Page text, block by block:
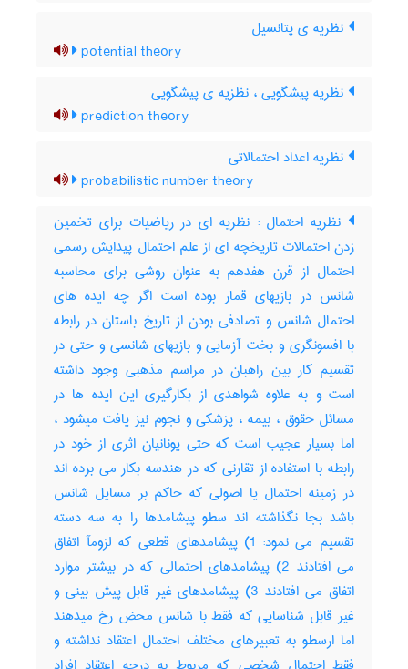
نظریه ی پتانسیل
potential theory
نظریه پیشگویی ، نظزیه ی پیشگویی
prediction theory
نظریه اعداد احتمالاتی
probabilistic number theory
نظریه احتمال : نظریه ای در ریاضیات برای تخمین
زدن احتمالات تاریخچه ای از علم احتمال پیدایش رسمی
احتمال از قرن هفدهم به عنوان روشی برای محاسبه
شانس در بازیهای قمار بوده است اگر چه ایده های
احتمال شانس و تصادفی بودن از تاریخ باستان در رابطه
با افسونگری و بخت آزمایی و بازیهای شانسی و حتی در
تقسیم کار بین راهبان در مراسم مذهبی وجود داشته
است و به علاوه شواهدی از بکارگیری این ایده ها در
مسائل حقوق ، بیمه ، پزشکی و نجوم نیز یافت میشود ،
اما بسیار عجیب است که حتی یونانیان اثری از خود در
رابطه با استفاده از تقارنی که در هندسه بکار می برده اند
در زمینه احتمال یا اصولی که حاکم بر مسایل شانس
باشد بجا نگذاشته اند سطو پیشامدها را به سه دسته
تقسیم می نمود: 1) پیشامدهای قطعی که لزومآ اتفاق
می افتادند 2) پیشامدهای احتمالی که در بیشتر موارد
اتفاق می افتادند 3) پیشامدهای غیر قابل پیش بینی و
غیر قابل شناسایی که فقط با شانس محض رخ میدهند
اما ارسطو به تعبیرهای مختلف احتمال اعتقاد نداشته و